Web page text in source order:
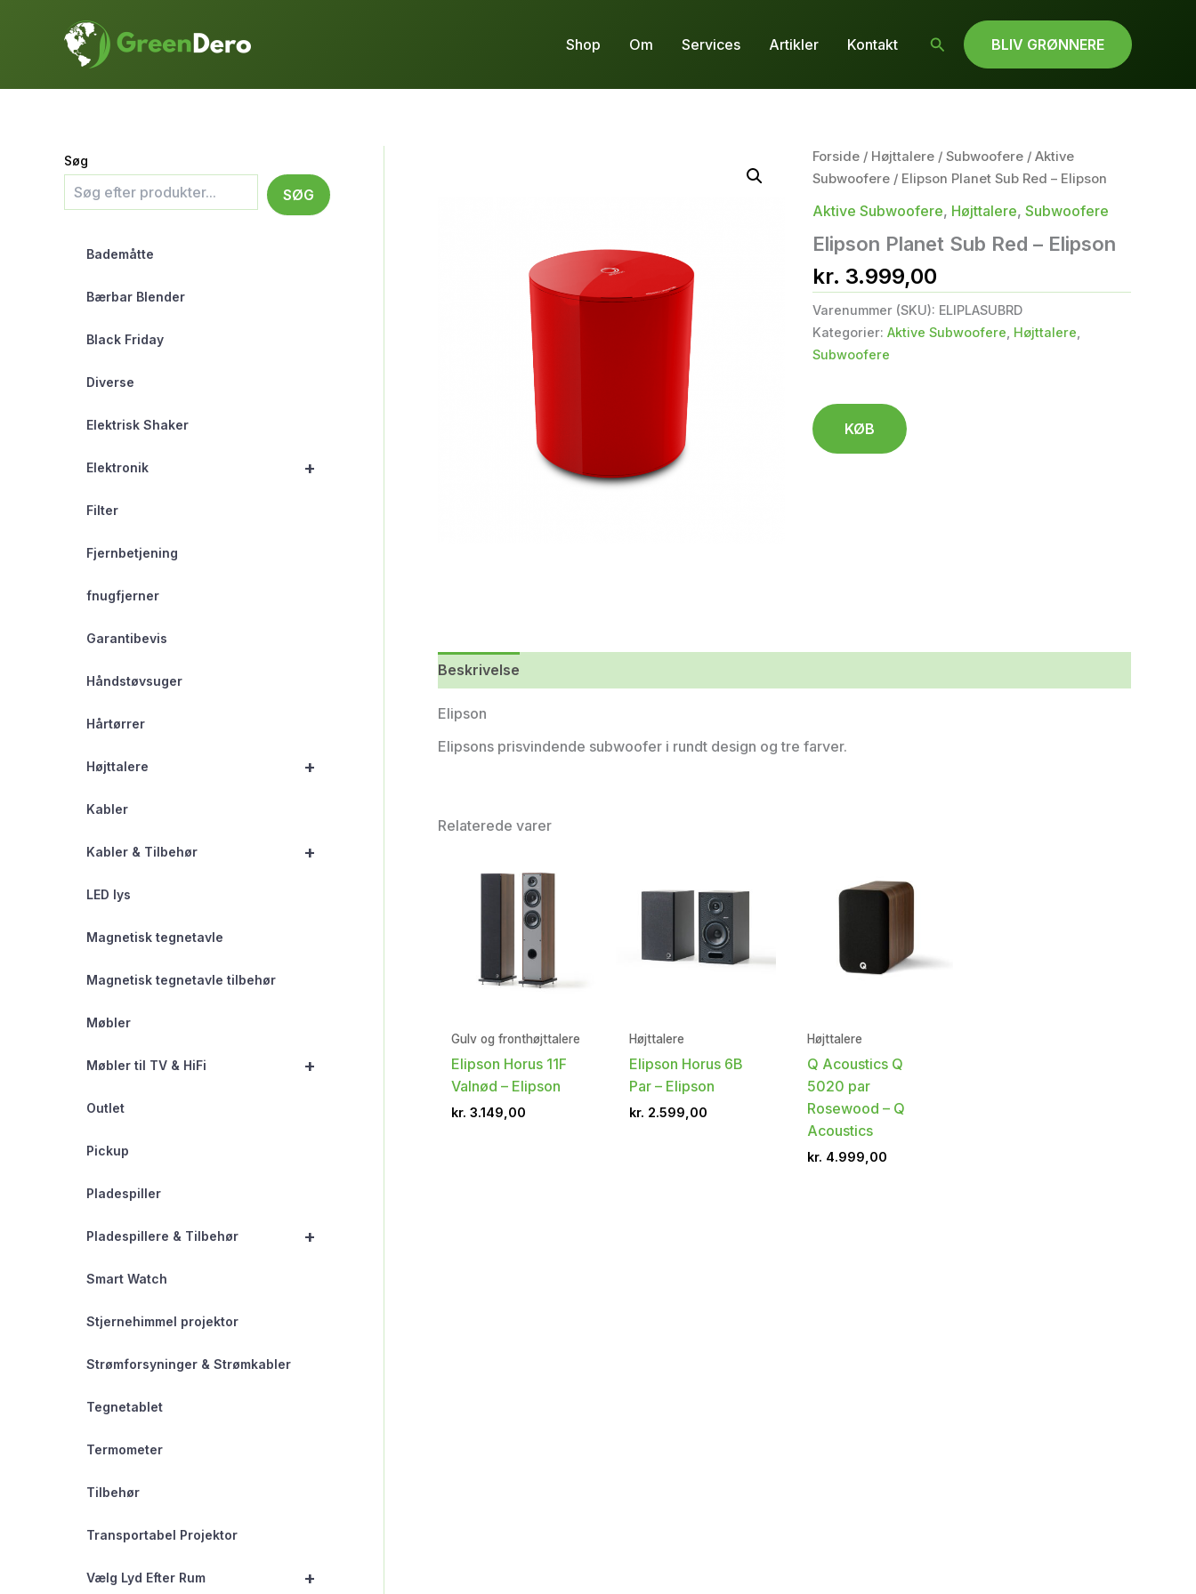
Shop Om Services Artikler Kontakt Søg BLIV GRØNNERE
Søg
SØG
Bademåtte
Bærbar Blender
Black Friday
Diverse
Elektrisk Shaker
+
Elektronik
Filter
Fjernbetjening
fnugfjerner
Garantibevis
Håndstøvsuger
Hårtørrer
+
Højttalere
Kabler
+
Kabler & Tilbehør
LED lys
Magnetisk tegnetavle
Magnetisk tegnetavle tilbehør
Møbler
+
Møbler til TV & HiFi
Outlet
Pickup
Pladespiller
+
Pladespillere & Tilbehør
Smart Watch
Stjernehimmel projektor
Strømforsyninger & Strømkabler
Tegnetablet
Termometer
Tilbehør
Transportabel Projektor
+
Vælg Lyd Efter Rum
Forside/ Højttalere/ Subwoofere/ Aktive
Subwoofere/ Elipson Planet Sub Red – Elipson
Aktive Subwoofere, Højttalere, Subwoofere
Elipson Planet Sub Red – Elipson
kr. 3.999,00
Varenummer (SKU): ELIPLASUBRD
Kategorier: Aktive Subwoofere Højttalere
Subwoofere
KØB
Beskrivelse
Elipson
Elipsons prisvindende subwoofer i rundt design og tre farver.
Relaterede varer
Gulv og fronthøjttalere
Elipson Horus 11F
Valnød – Elipson
kr. 3.149,00
Højttalere
Elipson Horus 6B
Par – Elipson
kr. 2.599,00
Højttalere
Q Acoustics Q
5020 par
Rosewood – Q
Acoustics
kr. 4.999,00